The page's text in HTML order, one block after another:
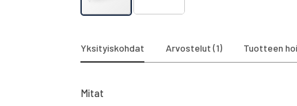
the
beginning
images
Yksityiskohdat
Mitat
Arvostelut 1 Tuotteen